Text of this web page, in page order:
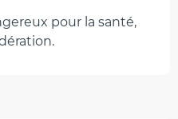
pour la santé,